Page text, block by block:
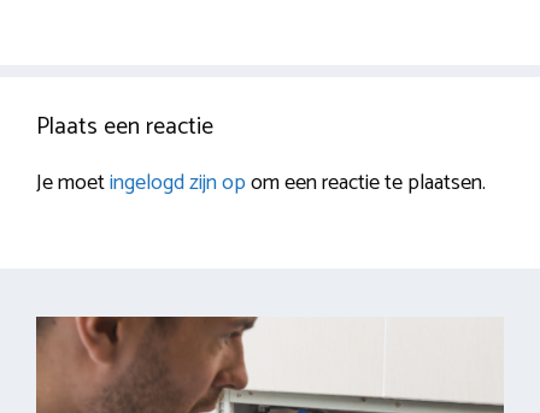
Plaats een reactie
Je moetingelogd zijn opom een reactie te plaatsen.